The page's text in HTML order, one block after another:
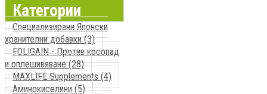
Категории
Специализирани Японски
хранителни добавки (3)
FOLIGAIN - Против косопад
и оплешивяване (28)
MAXLIFE Supplements (4)
Аминокиселини (5)